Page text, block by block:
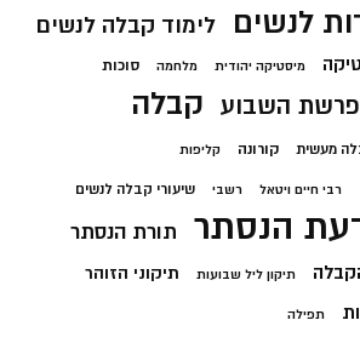
לנשים לימוד קבלה לנשים
מיסטיקה יהודית מלחמה סוכות
פרשת השבוע קבלה
מעשית קורונה קליפות
רבי חיים ויטאל רשבי שיעורי קבלה לנשים
הנסתר תורת הנסתר
תיקון ליל שבועות תיקוני הזוהר
תפילה